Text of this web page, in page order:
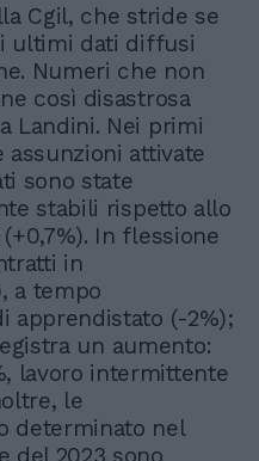
Cgil, che stride se
ultimi dati diffusi
Numeri che non
così disastrosa
Landini. Nei primi
attivate
sono state
stabili rispetto allo
In flessione
in
a tempo
apprendistato (-2%);
un aumento:
lavoro intermittente
le
determinato nel